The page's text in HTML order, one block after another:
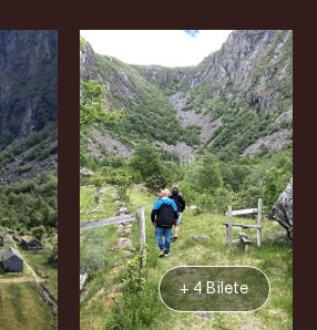
+ 4 Bilete